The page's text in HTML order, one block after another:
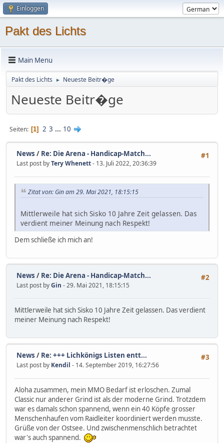
Einloggen
Pakt des Lichts
Main Menu
Pakt des Lichts ► Neueste Beitr�ge
Neueste Beitr�ge
Seiten 1 2 3 ... 10
#1
News / Re: Die Arena - Handicap-Match...
Last post byTery Whenett- 13. Juli 2022, 20:36:39
Zitat von: Gin am 29. Mai 2021, 18:15:15
Mittlerweile hat sich Sisko 10 Jahre Zeit gelassen. Das
verdient meiner Meinung nach Respekt!
Dem schließe ich mich an!
#2
News / Re: Die Arena - Handicap-Match...
Last post byGin - 29. Mai 2021, 18:15:15
Mittlerweile hat sich Sisko 10 Jahre Zeit gelassen. Das verdient
meiner Meinung nach Respekt!
#3
News / Re: +++ Lichkönigs Listen entt...
Last post by Kendil - 14. September 2019, 16:27:56
Aloha zusammen, mein MMO Bedarf ist erloschen. Zumal
Classic nur anderer Grind ist als der moderne Grind. Trotzdem
war es damals schon spannend, wenn ein 40 Köpfe grosser
Menschenhaufen vom Raidleiter koordiniert werden musste.
Grüße von der Ostsee. Und zwischenmenschlich betrachtet
war's auch spannend.